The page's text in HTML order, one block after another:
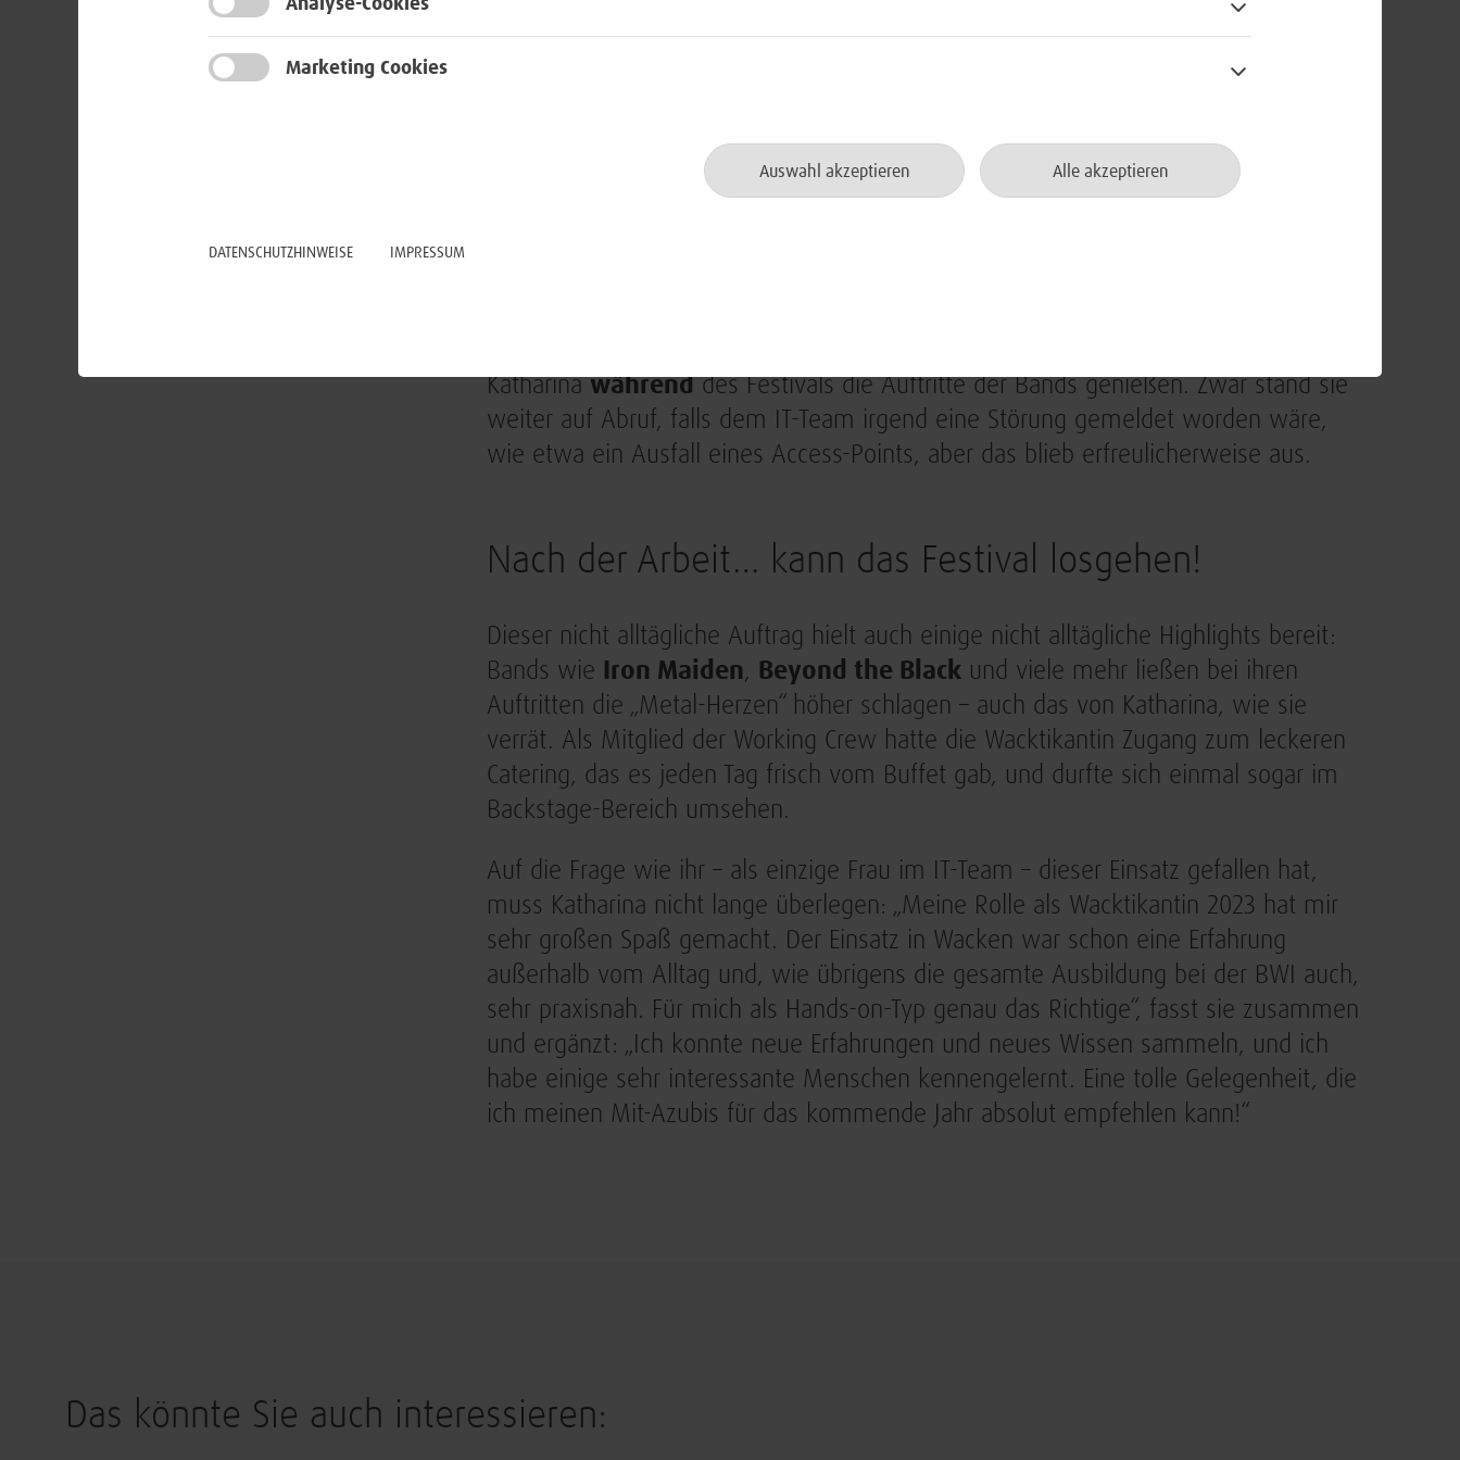
Marketing Cookies
Auswahl akzeptieren Alle akzeptieren
DATENSCHUTZHINWEISE IMPRESSUM
Katharina in ihnen tiefer im Schlamm zu versinken drohte als die Schuhe hoch
Points, also direkte Schnittstellen zu den Zugängen der internen User, wie die im
Programm vorgesehen Bands, die Verkaufsstände und das Pressezelt. Des
Katharinawährenddes Festivals die Auftritte der Bands genießen. Zwar stand sie
weiter auf Abruf, falls dem IT-Team irgend eine Störung gemeldet worden wäre,
wie etwa ein Ausfall eines Access-Points, aber das blieb erfreulicherweise aus.
Nach der Arbeit… kann das Festival losgehen!
Dieser nicht alltägliche Auftrag hielt auch einige nicht alltägliche Highlights bereit:
Bands wie
Iron Maiden, Beyond the Blackund viele mehr ließen bei ihren
Auftritten die „Metal-Herzen“ höher schlagen – auch das von Katharina, wie sie
verrät. Als Mitglied der Working Crew hatte die Wacktikantin Zugang zum leckeren
Catering, das es jeden Tag frisch vom Buffet gab, und durfte sich einmal sogar im
Backstage-Bereich umsehen.
Auf die Frage wie ihr – als einzige Frau im IT-Team – dieser Einsatz gefallen hat,
muss Katharina nicht lange überlegen: „Meine Rolle als Wacktikantin 2023 hat mir
sehr großen Spaß gemacht. Der Einsatz in Wacken war schon eine Erfahrung
außerhalb vom Alltag und, wie übrigens die gesamte Ausbildung bei der BWI auch,
sehr praxisnah. Für mich als Hands-on-Typ genau das Richtige“, fasst sie zusammen
und ergänzt: „Ich konnte neue Erfahrungen und neues Wissen sammeln, und ich
habe einige sehr interessante Menschen kennengelernt. Eine tolle Gelegenheit, die
ich meinen Mit-Azubis für das kommende Jahr absolut empfehlen kann!“
Das könnte Sie auch interessieren: